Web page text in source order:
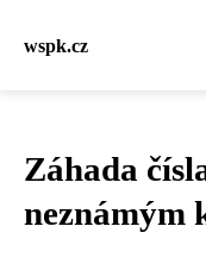
wspk.cz
Záhada
neznámým